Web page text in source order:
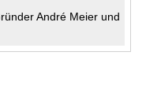
André Meier und